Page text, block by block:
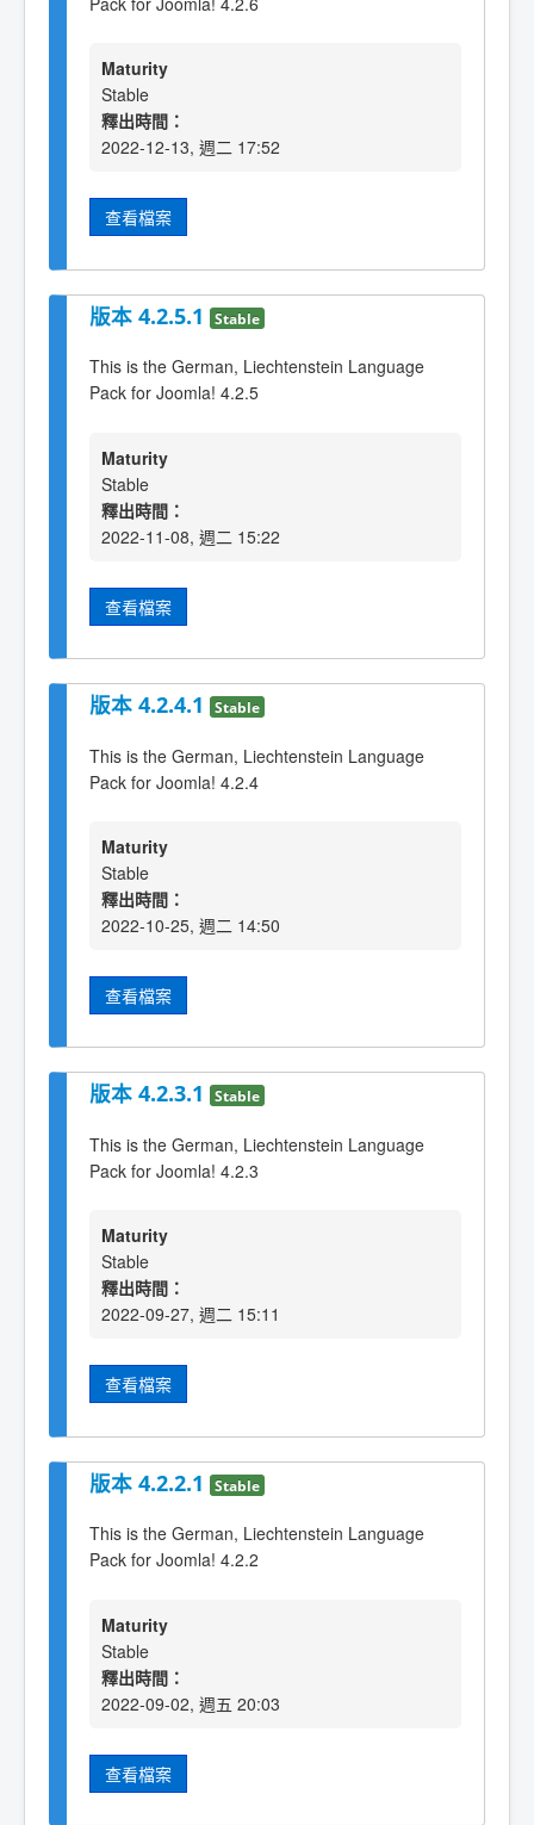
Maturity
Stable
釋出時間：
2022-12-13, 週二 17:52
查看檔案
版本 4.2.5.1 Stable
This is the German, Liechtenstein Language
Pack for Joomla! 4.2.5
Maturity
Stable
釋出時間：
2022-11-08, 週二 15:22
查看檔案
版本 4.2.4.1 Stable
This is the German, Liechtenstein Language
Pack for Joomla! 4.2.4
Maturity
Stable
釋出時間：
2022-10-25, 週二 14:50
查看檔案
版本 4.2.3.1 Stable
This is the German, Liechtenstein Language
Pack for Joomla! 4.2.3
Maturity
Stable
釋出時間：
2022-09-27, 週二 15:11
查看檔案
版本 4.2.2.1 Stable
This is the German, Liechtenstein Language
Pack for Joomla! 4.2.2
Maturity
Stable
釋出時間：
2022-09-02, 週五 20:03
查看檔案